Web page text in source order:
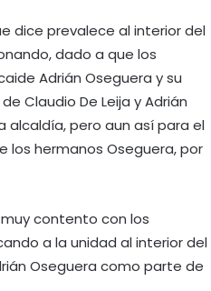
dice prevalece al interior del
dado a que los
Adrián Oseguera y su
Claudio De Leija y Adrián
alcaldía, pero aun así para el
hermanos Oseguera, por
contento con los
a la unidad al interior del
Oseguera como parte de